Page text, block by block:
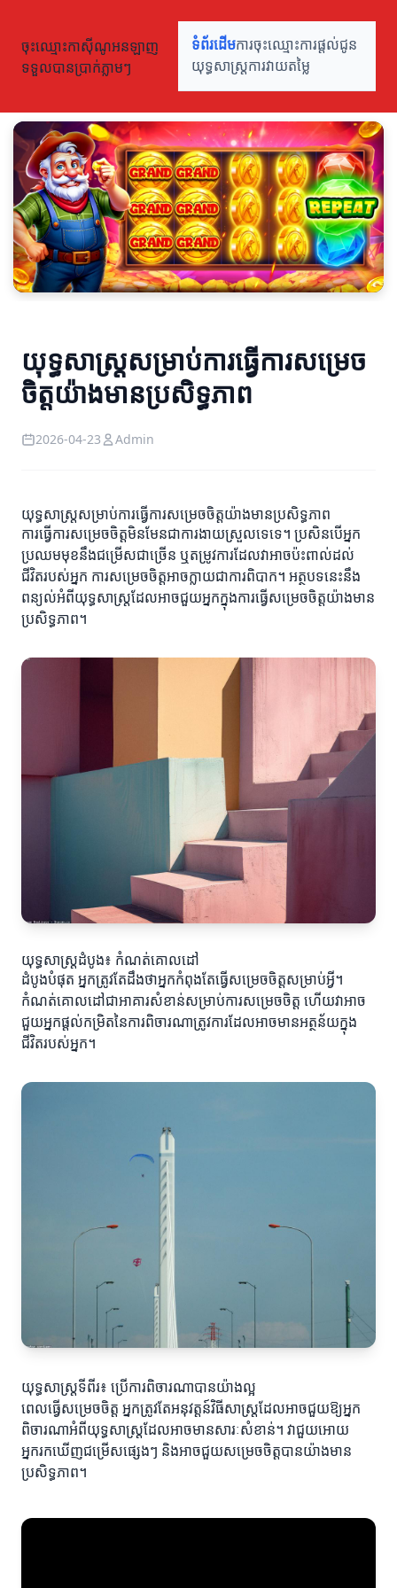
ចុះឈ្មោះកាស៊ីណូអនឡាញ
ទទួលបានប្រាក់ភ្លាមៗ
ទំព័រដើមការចុះឈ្មោះការផ្តល់ជូន
យុទ្ធសាស្ត្រការវាយតម្លៃ
យុទ្ធសាស្ត្រសម្រាប់ការធ្វើការសម្រេច
ចិត្តយ៉ាងមានប្រសិទ្ធភាព
2026-04-23 Admin
យុទ្ធសាស្ត្រសម្រាប់ការធ្វើការសម្រេចចិត្តយ៉ាងមានប្រសិទ្ធភាព
ការធ្វើការសម្រេចចិត្តមិនមែនជាការងាយស្រួលទេទេ។ ប្រសិនបើអ្នក
ប្រឈមមុខនឹងជម្រើសជាច្រើន ឬតម្រូវការដែលវាអាចប៉ះពាល់ដល់
ជីវិតរបស់អ្នក ការសម្រេចចិត្តអាចក្លាយជាការពិបាក។ អត្ថបទនេះនឹង
ពន្យល់អំពីយុទ្ធសាស្ត្រដែលអាចជួយអ្នកក្នុងការធ្វើសម្រេចចិត្តយ៉ាងមាន
ប្រសិទ្ធភាព។
យុទ្ធសាស្ត្រដំបូង៖ កំណត់គោលដៅ
ដំបូងបំផុត អ្នកត្រូវតែដឹងថាអ្នកកំពុងតែធ្វើសម្រេចចិត្តសម្រាប់អ្វី។
កំណត់គោលដៅជាអាគារសំខាន់សម្រាប់ការសម្រេចចិត្ត ហើយវាអាច
ជួយអ្នកផ្តល់កម្រិតនៃការពិចារណាត្រូវការដែលអាចមានអត្ថន័យក្នុង
ជីវិតរបស់អ្នក។
យុទ្ធសាស្ត្រទីពីរ៖ ប្រើការពិចារណាបានយ៉ាងល្អ
ពេលធ្វើសម្រេចចិត្ត អ្នកត្រូវតែអនុវត្តន៍វិធីសាស្ត្រដែលអាចជួយឱ្យអ្នក
ពិចារណាអំពីយុទ្ធសាស្ត្រដែលអាចមានសារៈសំខាន់។ វាជួយអោយ
អ្នករកឃើញជម្រើសផ្សេងៗ និងអាចជួយសម្រេចចិត្តបានយ៉ាងមាន
ប្រសិទ្ធភាព។